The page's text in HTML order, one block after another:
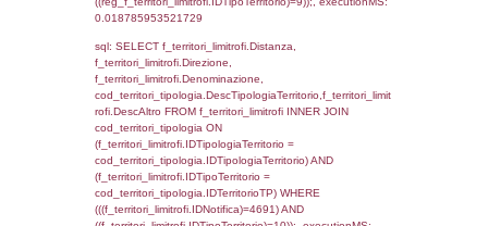
cod_territori_tipologia.IDTerritorioTP)
(((f_territori_limitrofi.IDNotifica)=4691) AND
((f_territori_limitrofi.IDTipoTerritorio)=4)),
0.070965051651001
sql: SELECT f_territori_limitrofi.Distanza,
f_territori_limitrofi.Direzione,
f_territori_limitrofi.Denominazione,